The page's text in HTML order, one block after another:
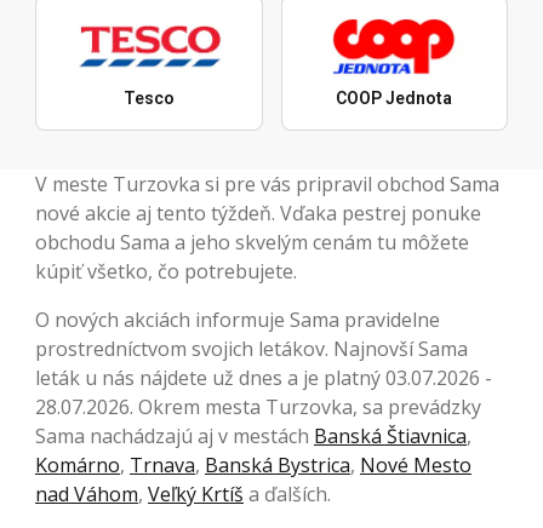
Tesco COOP Jednota
V meste Turzovka si pre vás pripravil obchod Sama
nové akcie aj tento týždeň. Vďaka pestrej ponuke
obchodu Sama a jeho skvelým cenám tu môžete
kúpiť všetko, čo potrebujete.
O nových akciách informuje Sama pravidelne
prostredníctvom svojich letákov. Najnovší Sama
leták u nás nájdete už dnes a je platný 03.07.2026 -
28.07.2026. Okrem mesta Turzovka, sa prevádzky
Sama nachádzajú aj v mestách Banská Štiavnica,
Komárno, Trnava, Banská Bystrica, Nové Mesto
nad Váhom, Veľký Krtíš a ďalších.